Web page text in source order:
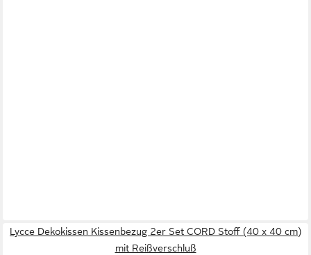
Lycce Dekokissen Kissenbezug 2er Set CORD Stoff (40 x 40 cm)
mit Reißverschluß